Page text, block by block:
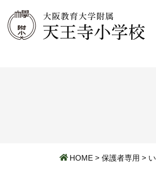
HOME > 保護者専用 >